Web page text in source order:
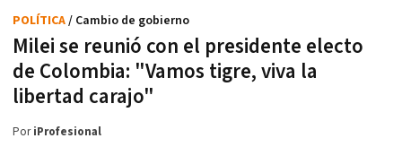
Milei se reunió con el presidente electo
de Colombia: "Vamos tigre, viva la
libertad carajo"
POLÍTICA/ Cambio de gobierno
PoriProfesional